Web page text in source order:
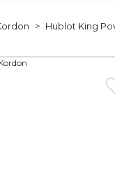
Hublot King